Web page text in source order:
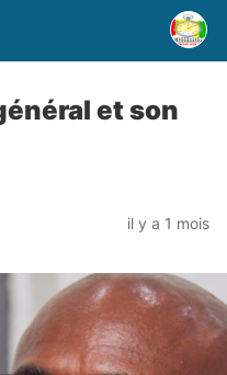
et son
il y a 1 mois